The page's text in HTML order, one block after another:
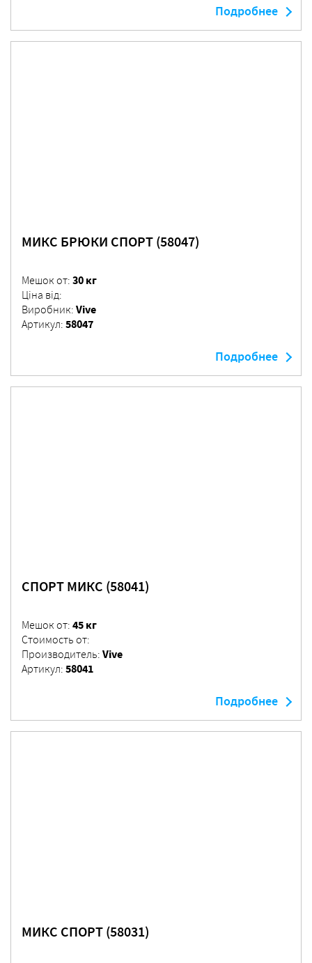
Подробнее
МИКС БРЮКИ СПОРТ (58047)
Мешок от: 30 кг
Ціна від:
Виробник: Vive
Артикул: 58047
Подробнее
СПОРТ МИКС (58041)
Мешок от: 45 кг
Стоимость от:
Производитель: Vive
Артикул: 58041
Подробнее
МИКС СПОРТ (58031)